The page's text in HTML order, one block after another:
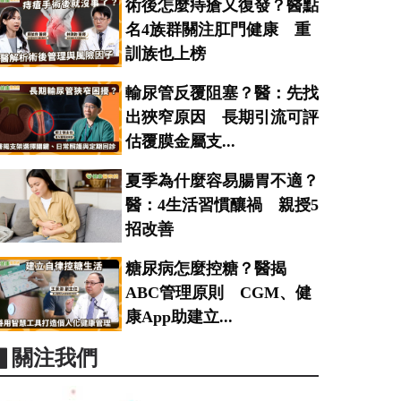
術後怎麼痔瘡又復發？醫點
名4族群關注肛門健康 重
訓族也上榜
輸尿管反覆阻塞？醫：先找
出狹窄原因 長期引流可評
估覆膜金屬支...
夏季為什麼容易腸胃不適？
醫：4生活習慣釀禍 親授5
招改善
糖尿病怎麼控糖？醫揭
ABC管理原則 CGM、健
康App助建立...
注我們